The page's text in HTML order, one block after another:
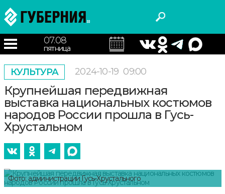
07.08
пятница
КУЛЬТУРА 2024-10-19 09:00
Крупнейшая передвижная
выставка национальных костюмов
народов России прошла в Гусь-
Хрустальном
Фото: администрации Гусь-Хрустального